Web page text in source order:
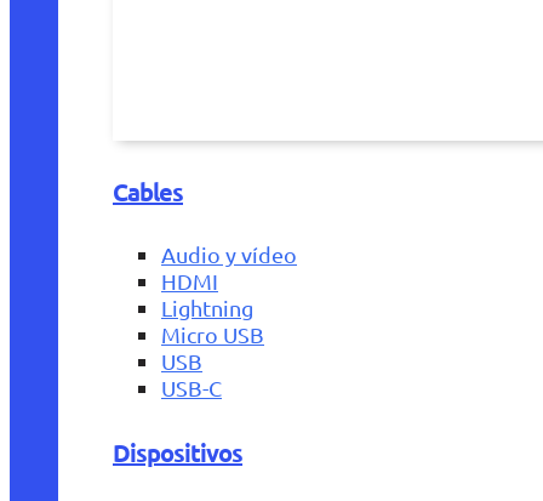
Cables
Audio y vídeo
HDMI
Lightning
Micro USB
USB
USB-C
Dispositivos